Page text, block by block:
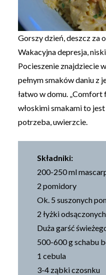
Gorszy dzień, deszcz za
Wakacyjna depresja,
Pocieszenie znajdziecie
pełnym smaków daniu z
łatwo w domu. „Comfort
włoskimi smakami to
potrzeba, uwierzcie.
Składniki:
200-250 ml
2 pomidory
Ok. 5 suszonych
2 łyżki
Duża garść
500-600 g schabu
1 cebula
3-4 ząbki czosnku